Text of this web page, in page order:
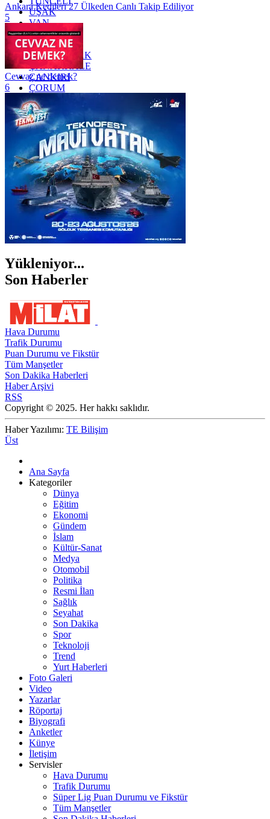
UŞAK
VAN
YALOVA
YOZGAT
ZONGULDAK
ÇANAKKALE
ÇANKIRI
ÇORUM
İSTANBUL
İZMİR
ŞANLIURFA
ŞIRNAK
Ankara Kedileri 27 Ülkeden Canlı Takip Ediliyor
5
Cevvaz ne demek?
6
Yükleniyor...
Son Haberler
Hava Durumu
Trafik Durumu
Puan Durumu ve Fikstür
Tüm Manşetler
Son Dakika Haberleri
Haber Arşivi
RSS
Copyright © 2025. Her hakkı saklıdır.
Haber Yazılımı: TE Bilişim
Üst
Ana Sayfa
Kategoriler
Dünya
Eğitim
Ekonomi
Gündem
İslam
Kültür-Sanat
Medya
Otomobil
Politika
Resmi İlan
Sağlık
Seyahat
Son Dakika
Spor
Teknoloji
Trend
Yurt Haberleri
Foto Galeri
Video
Yazarlar
Röportaj
Biyografi
Anketler
Künye
İletişim
Servisler
Hava Durumu
Trafik Durumu
Süper Lig Puan Durumu ve Fikstür
Tüm Manşetler